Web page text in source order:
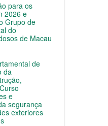
para os
2026 e
Grupo de
do
de Macau
de
da
e
segurança
exteriores